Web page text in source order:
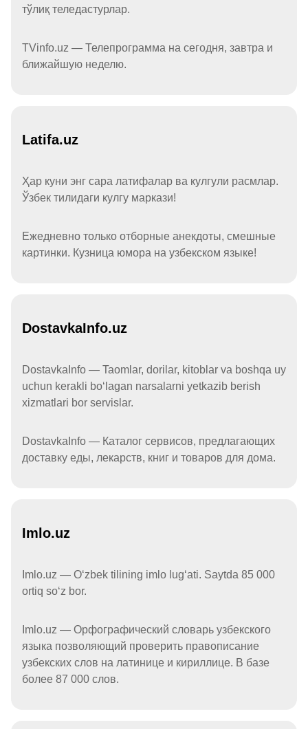
тўлиқ теледастурлар.
TVinfo.uz — Телепрограмма на сегодня, завтра и
ближайшую неделю.
Latifa.uz
Ҳар куни энг сара латифалар ва кулгули расмлар.
Ўзбек тилидаги кулгу маркази!
Ежедневно только отборные анекдоты, смешные
картинки. Кузница юмора на узбекском языке!
DostavkaInfo.uz
DostavkaInfo — Taomlar, dorilar, kitoblar va boshqa uy
uchun kerakli boʻlagan narsalarni yetkazib berish
xizmatlari bor servislar.
DostavkaInfo — Каталог сервисов, предлагающих
доставку еды, лекарств, книг и товаров для дома.
Imlo.uz
Imlo.uz — Oʻzbek tilining imlo lugʻati. Saytda 85 000
ortiq soʻz bor.
Imlo.uz — Орфографический словарь узбекского
языка позволяющий проверить правописание
узбекских слов на латинице и кириллице. В базе
более 87 000 слов.